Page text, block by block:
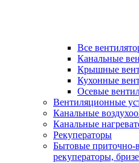
Все
Канальные
Крышные
Кухонные
Осевые
Вентиляционные
Канальные
Канальные
Рекуператоры
Бытовые приточно-
рекуператоры,